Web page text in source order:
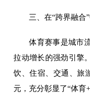
三、在“跨界融合
体育赛事是城市
拉动增长的强劲引擎
饮、住宿、交通、旅
元，充分彰显了“体育